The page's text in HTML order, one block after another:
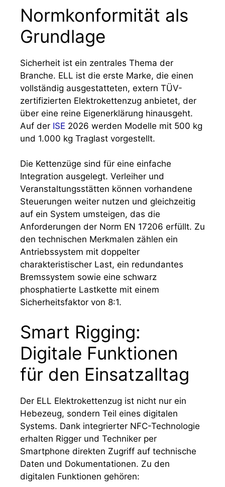
Normkonformität als
Grundlage
Sicherheit ist ein zentrales Thema der
Branche. ELL ist die erste Marke, die einen
vollständig ausgestatteten, extern TÜV-
zertifizierten Elektrokettenzug anbietet, der
über eine reine Eigenerklärung hinausgeht.
Auf der ISE 2026 werden Modelle mit 500 kg
und 1.000 kg Traglast vorgestellt.
Die Kettenzüge sind für eine einfache
Integration ausgelegt. Verleiher und
Veranstaltungsstätten können vorhandene
Steuerungen weiter nutzen und gleichzeitig
auf ein System umsteigen, das die
Anforderungen der Norm EN 17206 erfüllt. Zu
den technischen Merkmalen zählen ein
Antriebssystem mit doppelter
charakteristischer Last, ein redundantes
Bremssystem sowie eine schwarz
phosphatierte Lastkette mit einem
Sicherheitsfaktor von 8:1.
Smart Rigging:
Digitale Funktionen
für den Einsatzalltag
Der ELL Elektrokettenzug ist nicht nur ein
Hebezeug, sondern Teil eines digitalen
Systems. Dank integrierter NFC-Technologie
erhalten Rigger und Techniker per
Smartphone direkten Zugriff auf technische
Daten und Dokumentationen. Zu den
digitalen Funktionen gehören: